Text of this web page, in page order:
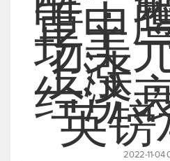
重申
场美
上涨
经济
英镑
2022-11-04